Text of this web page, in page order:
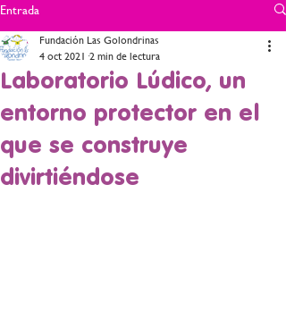
Entrada
Laboratorio Lúdico, un
entorno protector en el
que se construye
divirtiéndose
Fundación Las Golondrinas
4 oct 2021 2 min de lectura